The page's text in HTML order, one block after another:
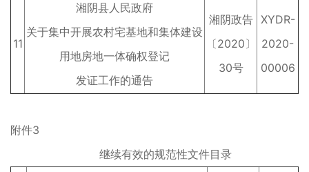
11
湘阴县人民政府
关于集中开展农村宅基地和集体建设
用地房地一体确权登记
发证工作的通告
湘阴政告
〔2020〕
30号
XYDR-
2020-
00006
附件3
继续有效的规范性文件目录